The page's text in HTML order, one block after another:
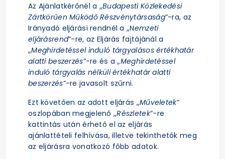
Az Ajánlatkérőnél a „Budapesti Közlekedési
Zártkörűen Működő Részvénytársaság”-ra, az
Irányadó eljárási rendnél a „Nemzeti
eljárásrend”-re, az Eljárás fajtájánál a
„Meghirdetéssel induló tárgyalásos értékhatár
alatti beszerzés”-re és a „Meghirdetéssel
induló tárgyalás nélküli értékhatár alatti
beszerzés”-re javasolt szűrni.
Ezt követően az adott eljárás „Műveletek”
oszlopában megjelenő „Részletek”-re
kattintás után érhető el az eljárás
ajánlattételi felhívása, illetve tekinthetők meg
az eljárásra vonatkozó főbb adatok.